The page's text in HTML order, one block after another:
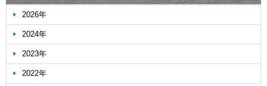
2026年
2024年
2023年
2022年